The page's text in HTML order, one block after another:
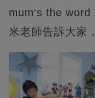
mum‘s the
米老師告訴大家